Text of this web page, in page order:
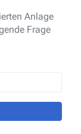
Anlage
Frage